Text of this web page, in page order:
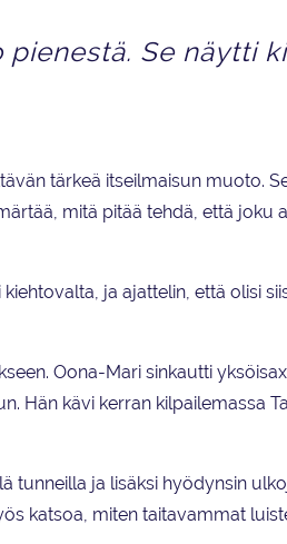
Se näytti
tärkeä itseilmaisun muoto.
mitä pitää tehdä, että joku
ja ajattelin, että olisi
Oona-Mari sinkautti
Hän kävi kerran kilpailemassa
tunneilla ja lisäksi hyödynsin
katsoa, miten taitavammat